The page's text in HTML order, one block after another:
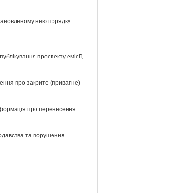
нею порядку.
проспекту емісії,
про закрите (приватне)
про перенесення
та порушення